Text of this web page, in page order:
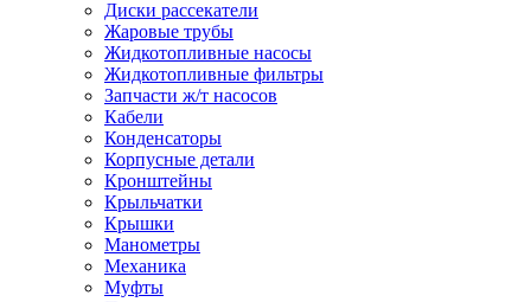
Диски рассекатели
Жаровые трубы
Жидкотопливные насосы
Жидкотопливные фильтры
Запчасти ж/т насосов
Кабели
Конденсаторы
Корпусные детали
Кронштейны
Крыльчатки
Крышки
Манометры
Механика
Муфты